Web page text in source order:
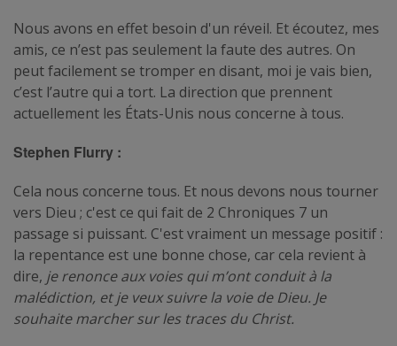
Nous avons en effet besoin d'un réveil. Et écoutez, mes
amis, ce n’est pas seulement la faute des autres. On
peut facilement se tromper en disant, moi je vais bien,
c’est l’autre qui a tort. La direction que prennent
actuellement les États-Unis nous concerne à tous.
Stephen Flurry :
Cela nous concerne tous. Et nous devons nous tourner
vers Dieu ; c'est ce qui fait de 2 Chroniques 7 un
passage si puissant. C'est vraiment un message positif :
la repentance est une bonne chose, car cela revient à
dire, je renonce aux voies qui m’ont conduit à la
malédiction, et je veux suivre la voie de Dieu. Je
souhaite marcher sur les traces du Christ.